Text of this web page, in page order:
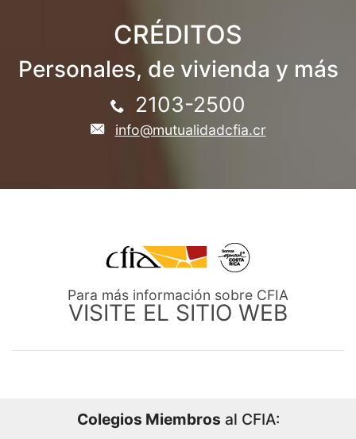
CRÉDITOS
Personales, de vivienda y más
2103-2500
info@mutualidadcfia.cr
Para más información sobre CFIA
VISITE EL SITIO WEB
Colegios Miembros al CFIA: